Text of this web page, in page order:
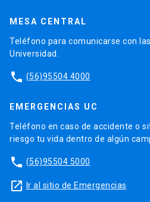
MESA CENTRAL
Teléfono para comunicarse con
Universidad.
phone (56)95504 4000
EMERGENCIAS UC
Teléfono en caso de accidente o
riesgo tu vida dentro de algún
phone (56)95504 5000
launch Ir al sitio de Emergencias